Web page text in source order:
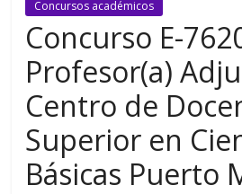
Concursos académicos
Concurso E-
Profesor(a)
Centro de
Superior en
Básicas Puerto